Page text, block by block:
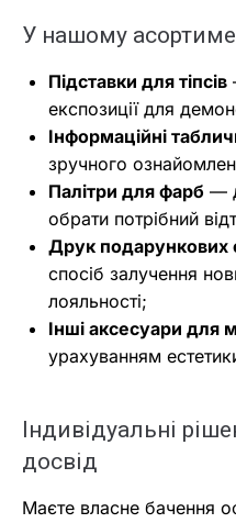
У нашому
Підставки для тіпсів
експозиції для
Інформаційні
зручного
Палітри для фарб —
обрати потрібний
Друк подарункових
спосіб залучення
лояльності;
Інші аксесуари для
урахуванням
Індивідуальні
досвід
Маєте власне бачення